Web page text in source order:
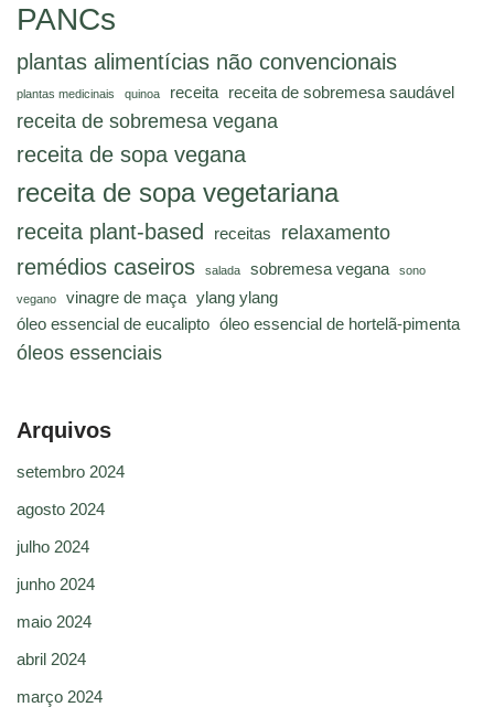
PANCs
plantas alimentícias não convencionais
plantas medicinais quinoa receita receita de sobremesa saudável
receita de sobremesa vegana
receita de sopa vegana
receita de sopa vegetariana
receita plant-based receitas relaxamento
remédios caseiros salada sobremesa vegana sono
vegano vinagre de maça ylang ylang
óleo essencial de eucalipto óleo essencial de hortelã-pimenta
óleos essenciais
Arquivos
setembro 2024
agosto 2024
julho 2024
junho 2024
maio 2024
abril 2024
março 2024